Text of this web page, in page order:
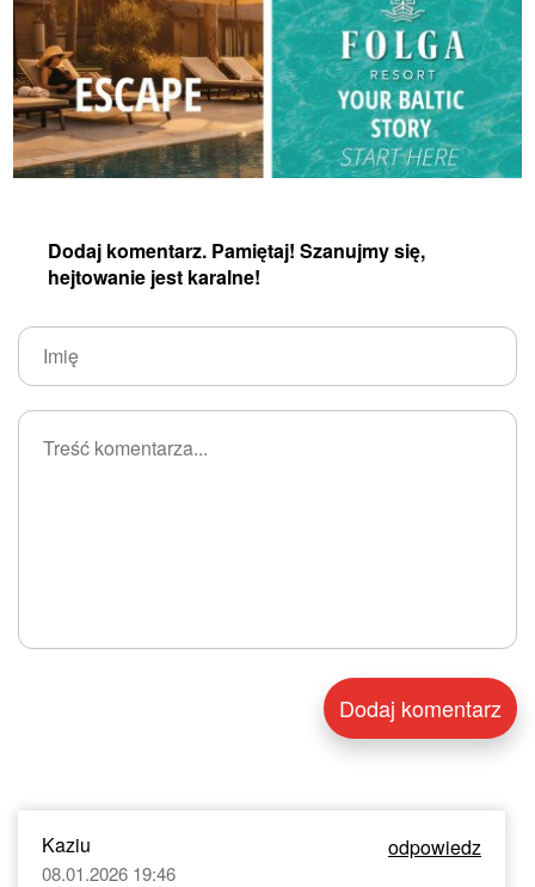
Dodaj komentarz. Pamiętaj! Szanujmy się,
hejtowanie jest karalne!
Kaziu odpowiedz
08.01.2026 19:46